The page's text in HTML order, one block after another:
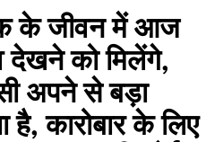
के जीवन में आज
देखने को मिलेंगे,
अपने से बड़ा
है, कारोबार के लिए